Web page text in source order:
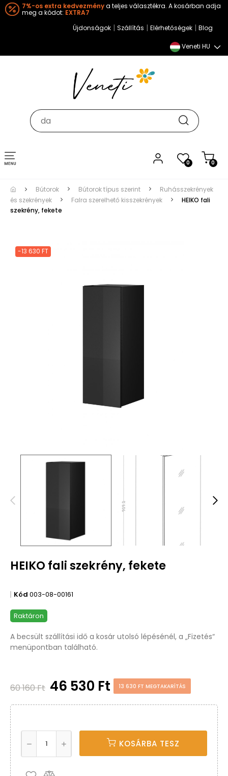
7%-os extra kedvezménya teljes választékra. A kosárban adja
meg a kódot: EXTRA7
Újdonságok | Szállítás | Elérhetőségek | Blog
Veneti HU
0 0
Toggle
navigation
Bútorok Bútorok típus szerint
Ruhásszekrények
és szekrények
Falra szerelhető kisszekrények
HEIKO fali
szekrény, fekete
-13 630 FT
HEIKO fali szekrény, fekete
Kód 003-08-00161
Raktáron
A becsült szállítási idő a kosár utolsó lépésénél, a „Fizetés“
menüpontban található.
60 160 Ft 46 530 Ft 13 630 FT MEGTAKARÍTÁS
KOSÁRBA TESZ